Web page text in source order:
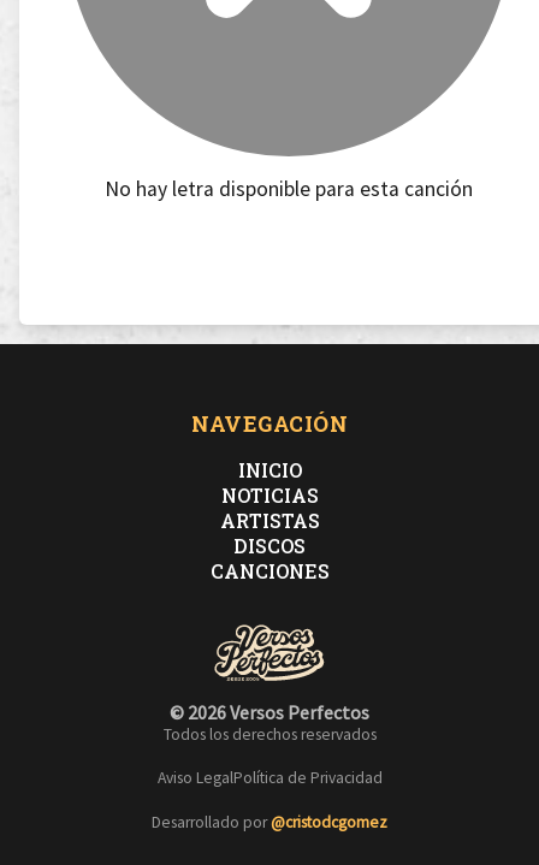
No hay letra disponible para esta canción
NAVEGACIÓN
INICIO
NOTICIAS
ARTISTAS
DISCOS
CANCIONES
© 2026 Versos Perfectos
Todos los derechos reservados
Aviso LegalPolítica de Privacidad
Desarrollado por@cristodcgomez